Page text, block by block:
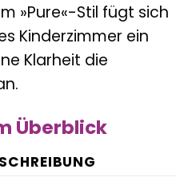
»Pure«-Stil fügt sich
Kinderzimmer ein
Klarheit die
Überblick